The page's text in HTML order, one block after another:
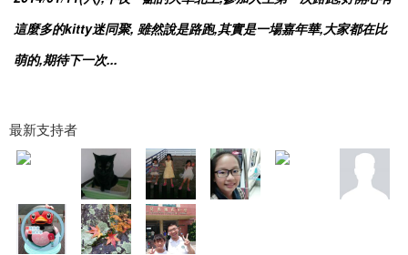
這麼多的kitty迷同聚, 雖然說是路跑,其實是一場嘉年華,大家都在比
萌的,期待下一次...
最新支持者